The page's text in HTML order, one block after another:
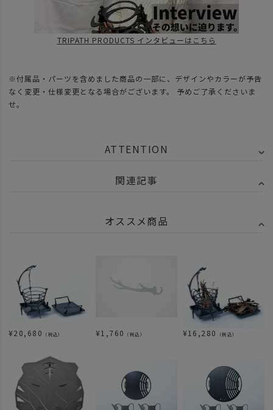
TRIPATH PRODUCTS インタビューはこちら
※付属品・パーツを含めました商品の一部に、デザインやカラーが予告
なく変更・仕様変更となる場合がございます。 予めご了承くださいま
せ。
ATTENTION
関連記事
オススメ商品
¥20,680 （税込） ¥1,760 （税込） ¥16,280 （税込）